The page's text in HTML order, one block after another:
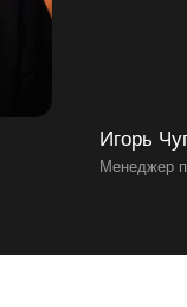
Игорь
Менеджер